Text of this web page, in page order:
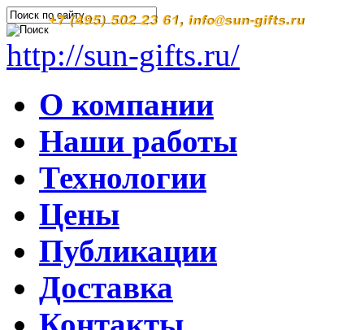
http://sun-gifts.ru/
О компании
Наши работы
Технологии
Цены
Публикации
Доставка